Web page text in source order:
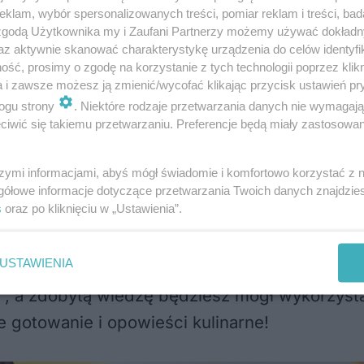
medycznego. Ratownictwo
w ekstremalnych sytuacjach,
do standardowej opieki zdrowotnej jest
uczestnicząc w emocjonującym
Lubelszczyzny, odkryjesz
polskiej kuchni. Podczas pokazu
a zdobytą wiedzę będziesz mógł
gotowanie i opowieści kulinarne!
wybór spersonalizowanych treści, pomiar reklam i treści,
Użytkownika my i Zaufani Partnerzy możemy używać
aktywnie skanować charakterystykę urządzenia do celów
prosimy o zgodę na korzystanie z tych technologii poprzez
i zawsze możesz ją zmienić/wycofać klikając przycisk ustawień
strony
. Niektóre rodzaje przetwarzania danych nie
się takiemu przetwarzaniu. Preferencje będą miały
informacjami, abyś mógł świadomie i komfortowo korzystać z
informacje dotyczące przetwarzania Twoich danych
oraz po kliknięciu w „Ustawienia”.
USTAWIENIA